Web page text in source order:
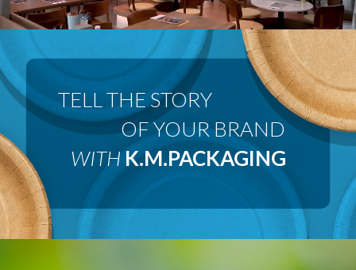
OF YOUR BRAND
WITHK.M.PACKAGING